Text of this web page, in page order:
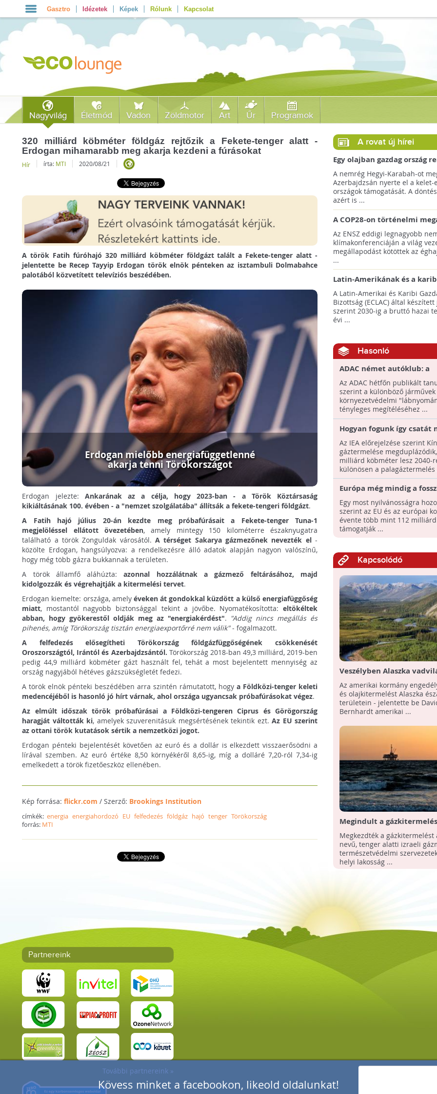
Kövess minket a facebookon, likeold oldalunkat!
Gasztro Idézetek Képek Rólunk Kapcsolat
Nagyvilág Életmód Vadon Zöldmotor Art Űr Programok
320 milliárd köbméter földgáz rejtőzik a Fekete-tenger alatt -
Erdogan mihamarabb meg akarja kezdeni a fúrásokat
Hír írta: MTI 2020/08/21
A török Fatih fúróhajó 320 milliárd köbméter földgázt talált a Fekete-tenger alatt -
jelentette be Recep Tayyip Erdogan török elnök pénteken az isztambuli Dolmabahce
palotából közvetített televíziós beszédében.
Erdogan mielőbb energiafüggetlenné
akarja tenni Törökországot
Erdogan jelezte: Ankarának az a célja, hogy 2023-ban - a Török Köztársaság
kikiáltásának 100. évében - a "nemzet szolgálatába" állítsák a fekete-tengeri földgázt.
A Fatih hajó július 20-án kezdte meg próbafúrásait a Fekete-tenger Tuna-1
megjelöléssel ellátott övezetében, amely mintegy 150 kilométerre északnyugatra
található a török Zonguldak városától. A térséget Sakarya gázmezőnek nevezték el-
közölte Erdogan, hangsúlyozva: a rendelkezésre álló adatok alapján nagyon valószínű,
hogy még több gázra bukkannak a területen.
A török államfő aláhúzta:azonnal hozzálátnak a gázmező feltárásához, majd
kidolgozzák és végrehajtják a kitermelési tervet.
Erdogan kiemelte: országa, amely éveken át gondokkal küzdött a külső energiafüggőség
miatt, mostantól nagyobb biztonsággal tekint a jövőbe. Nyomatékosította: eltökéltek
abban, hogy gyökerestől oldják meg az "energiakérdést". "Addig nincs megállás és
pihenés, amíg Törökország tisztán energiaexportőrré nem válik"- fogalmazott.
A felfedezés elősegítheti Törökország földgázfüggőségének csökkenését
Oroszországtól, Irántól és Azerbajdzsántól. Törökország 2018-ban 49,3 milliárd, 2019-ben
pedig 44,9 milliárd köbméter gázt használt fel, tehát a most bejelentett mennyiség az
ország nagyjából hétéves gázszükségletét fedezi.
A török elnök pénteki beszédében arra szintén rámutatott, hogya Földközi-tenger keleti
medencéjéből is hasonló jó hírt várnak, ahol országa ugyancsak próbafúrásokat végez.
Az elmúlt időszak török próbafúrásai a Földközi-tengeren Ciprus és Görögország
haragját váltották ki, amelyek szuverenitásuk megsértésének tekintik ezt.Az EU szerint
az ottani török kutatások sértik a nemzetközi jogot.
Erdogan pénteki bejelentését követően az euró és a dollár is elkezdett visszaerősödni a
lírával szemben. Az euró értéke 8,50 környékéről 8,65-ig, míg a dolláré 7,20-ról 7,34-ig
emelkedett a török fizetőeszköz ellenében.
Kép forrása:flickr.com / Szerző: Brookings Institution
címkék:energia energiahordozó EU felfedezés földgáz hajó tenger Törökország
forrás: MTI
A rovat új hírei
Egy olajban gazdag ország
jövőre a COP29 klímacsúcsot
A nemrég Hegyi-Karabah-ot
Azerbajdzsán nyerte el a kelet-
országok támogatását. A
azért is ...
A COP28-on történelmi
született! - Összefoglaló az
klímacsúcsáról
Az ENSZ eddigi legnagyobb
klímakonferenciáján a világ
megállapodást kötöttek az
...
Latin-Amerikának és a
térségnek növelniük kell
az éghajlatvédelmi célok
A Latin-Amerikai és Karibi
Bizottság (ECLAC) által
szerint 2030-ig a bruttó hazai
évi ...
Hasonló
ADAC német autóklub: a
hidrogénüzemű és a
működő autók
környezetkímélőbbek
elektromos gépkocsik
Az ADAC hétfőn publikált
szerint a különböző járművek
környezetvédelmi
tényleges megítéléséhez ...
Hogyan fogunk így csatát
klímaváltozással szemben?
re Kína gázszükséglete
megháromszorozódhat
Az IEA előrejelzése szerint
gáztermelése
milliárd köbméter lesz 2040-
különösen a palagáztermelés
Európa még mindig a
energiát támogatja
Egy most nyilvánosságra
szerint az EU és az európai
évente több mint 112
támogatják ...
Kapcsolódó
Veszélyben Alaszka
Amerika engedélyezi a
olajkitermelést
Az amerikai kormány
és olajkitermelést Alaszka
területein - jelentette be
Bernhardt amerikai ...
Megindult a
izraeli tenger alatti
Megkezdték a gázkitermelést
nevű, tenger alatti izraeli
természetvédelmi
helyi lakosság ...
Partnereink
További partnereink »